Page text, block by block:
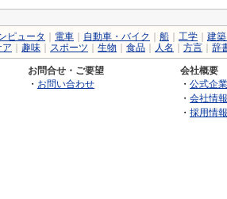
ピュータ 電車 自動車・バイク 船 工学 建
ア 趣味 スポーツ 生物 食品 人名 方言 辞
お問合せ・ご要望
・ お問い合わせ
会社概要
・ 公式企
・ 会社情報
・ 採用情報